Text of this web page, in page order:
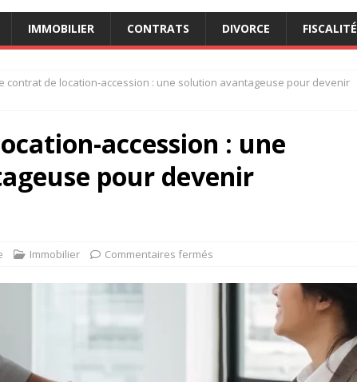
IMMOBILIER CONTRATS DIVORCE FISCALITÉ
contrat de location-accession : une solution avantageuse pour devenir
accession : une
pour devenir
Immobilier Commentaires fermés